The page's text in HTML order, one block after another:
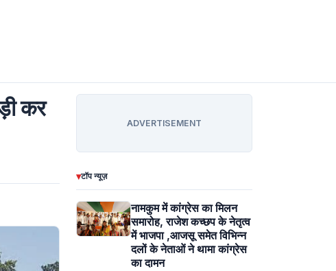
कर
ADVERTISEMENT
▾टॉप न्यूज़
नामकुम में कांग्रेस का मिलन
समारोह, राजेश कच्छप के नेतृत्व
में भाजपा ,आजसू समेत विभिन्न
दलों के नेताओं ने थामा कांग्रेस
का दामन